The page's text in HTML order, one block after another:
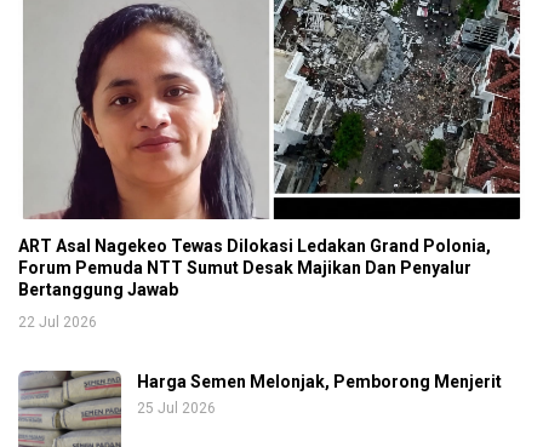
ART Asal Nagekeo Tewas Dilokasi Ledakan Grand Polonia,
Forum Pemuda NTT Sumut Desak Majikan Dan Penyalur
Bertanggung Jawab
22 Jul 2026
Harga Semen Melonjak, Pemborong Menjerit
25 Jul 2026